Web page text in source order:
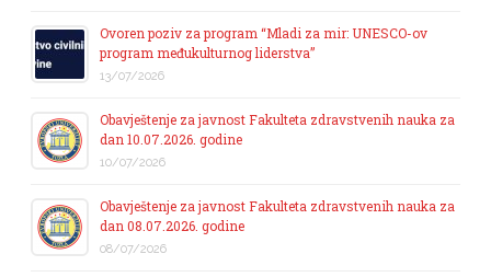
Ovoren poziv za program “Mladi za mir: UNESCO-ov
program međukulturnog liderstva”
13/07/2026
Obavještenje za javnost Fakulteta zdravstvenih nauka za
dan 10.07.2026. godine
10/07/2026
Obavještenje za javnost Fakulteta zdravstvenih nauka za
dan 08.07.2026. godine
08/07/2026